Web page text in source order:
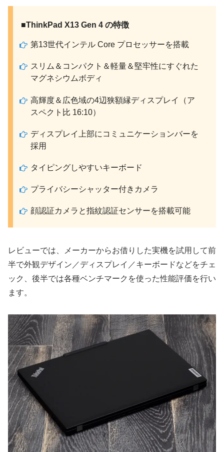
■ThinkPad X13 Gen 4 の特徴
第13世代インテル Core プロセッサーを搭載
スリム＆コンパクト＆軽量＆堅牢性にすぐれた
マグネシウムボディ
高輝度＆広色域の4辺狭額縁ディスプレイ（ア
スペクト比 16:10）
ディスプレイ上部にコミュニケーションバーを
採用
タイピングしやすいキーボード
プライバシーシャッター付きカメラ
顔認証カメラと指紋認証センサーを搭載可能
レビューでは、メーカーからお借りした実機を試用して前
半で外観デザイン／ディスプレイ／キーボードなどをチェ
ック、後半では各種ベンチマークを使った性能評価を行い
ます。